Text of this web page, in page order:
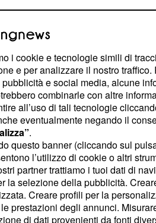
di supporto stabile, infatti, vi
motivazione.
sarà caratterizzata da
quanto riguarda il rapporto di
a rovinare la vostra
ciò che avete costruito.
i cookie e tecnologie simili di
e per analizzare il nostro
e social media, alcune
combinarle con altre
all’uso di tali tecnologie
eventualmente negando il
.
questo banner (cliccando sul
l’utilizzo di cookie o altri
partner trattiamo i tuoi dati di
la selezione della pubblicità.
Creare profili per la
prestazioni degli annunci.
di dati provenienti da fonti